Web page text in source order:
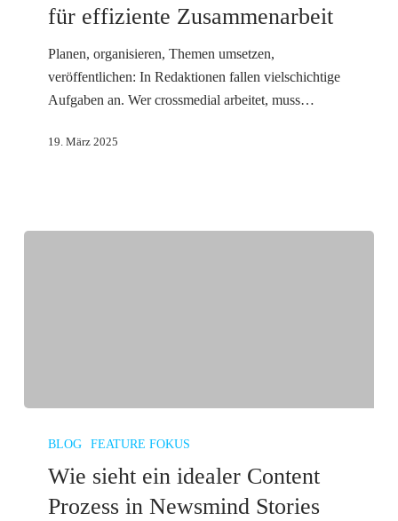
effiziente
für effiziente Zusammenarbeit
Planen, organisieren, Themen umsetzen,
veröffentlichen: In Redaktionen fallen vielschichtige
Aufgaben an. Wer crossmedial arbeitet, muss…
19. März 2025
sieht
idealer
Content
BLOG FEATURE FOKUS
Wie sieht ein idealer Content
Prozess in Newsmind Stories